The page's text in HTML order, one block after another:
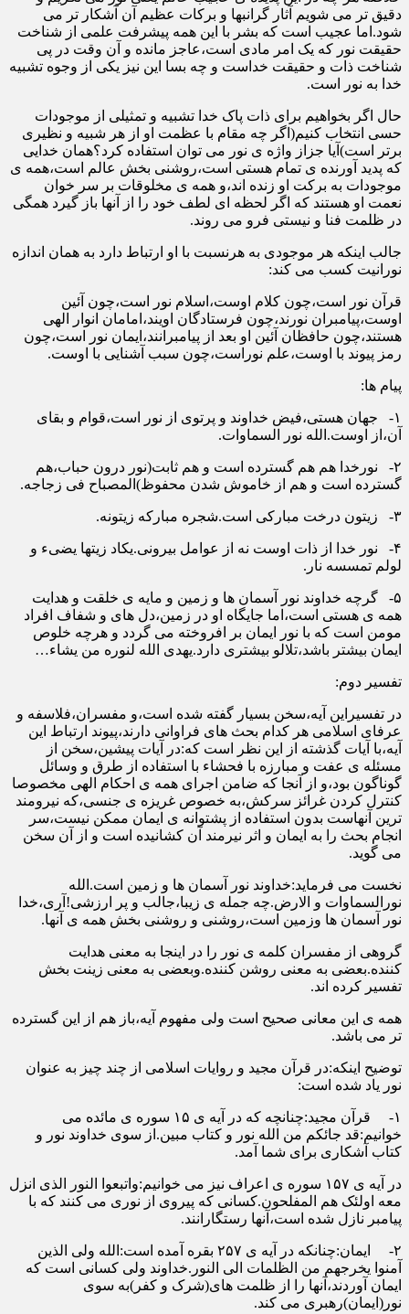
دقیق تر می شویم آثار گرانبها و برکات عظیم آن آشکار تر می
شود.اما عجیب است که بشر با این همه پیشرفت علمی از شناخت
حقیقت نور که یک امر مادی است،عاجز مانده و آن وقت در پی
شناخت ذات و حقیقت خداست و چه بسا این نیز یکی از وجوه تشبیه
خدا به نور است.
حال اگر بخواهیم برای ذات پاک خدا تشبیه و تمثیلی از موجودات
حسی انتخاب کنیم(اگر چه مقام با عظمت او از هر شبیه و نظیری
برتر است)آیا جزاز واژه ی نور می توان استفاده کرد؟همان خدایی
که پدید آورنده ی تمام هستی است،روشنی بخش عالم است،همه ی
موجودات به برکت او زنده اند،و همه ی مخلوقات بر سر خوان
نعمت او هستند که اگر لحظه ای لطف خود را از آنها باز گیرد همگی
در ظلمت فنا و نیستی فرو می روند.
جالب اینکه هر موجودی به هرنسبت با او ارتباط دارد به همان اندازه
نورانیت کسب می کند:
قرآن نور است،چون کلام اوست،اسلام نور است،چون آئین
اوست،پیامبران نورند،چون فرستادگان اویند،امامان انوار الهی
هستند،چون حافظان آئین او بعد از پیامبرانند،ایمان نور است،چون
رمز پیوند با اوست،علم نوراست،چون سبب آشنایی با اوست.
پیام ها:
۱- جهان هستی،فیض خداوند و پرتوی از نور است،قوام و بقای
آن،از اوست.الله نور السماوات.
۲- نورخدا هم هم گسترده است و هم ثابت(نور درون حباب،هم
گسترده است و هم از خاموش شدن محفوظ)المصباح فی زجاجه.
۳- زیتون درخت مبارکی است.شجره مبارکه زیتونه.
۴- نور خدا از ذات اوست نه از عوامل بیرونی.یکاد زیتها یضیء و
لولم تمسسه نار.
۵- گرچه خداوند نور آسمان ها و زمین و مایه ی خلقت و هدایت
همه ی هستی است،اما جایگاه او در زمین،دل های و شفاف افراد
مومن است که با نور ایمان بر افروخته می گردد و هرچه خلوص
ایمان بیشتر باشد،تلالو بیشتری دارد.یهدی الله لنوره من یشاء…
تفسیر دوم:
در تفسیراین آیه،سخن بسیار گفته شده است،و مفسران،فلاسفه و
عرفای اسلامی هر کدام بحث های فراوانی دارند،پیوند ارتباط این
آیه،با آیات گذشته از این نظر است که:در آیات پیشین،سخن از
مسئله ی عفت و مبارزه با فحشاء با استفاده از طرق و وسائل
گوناگون بود،و از آنجا که ضامن اجرای همه ی احکام الهی مخصوصا
کنترل کردن غرائز سرکش،به خصوص غریزه ی جنسی،که نیرومند
ترین آنهاست بدون استفاده از پشتوانه ی ایمان ممکن نیست،سر
انجام بحث را به ایمان و اثر نیرمند آن کشانیده است و از آن سخن
می گوید.
نخست می فرماید:خداوند نور آسمان ها و زمین است.الله
نورالسماوات و الارض.چه جمله ی زیبا،جالب و پر ارزشی!آری،خدا
نور آسمان ها وزمین است،روشنی و روشنی بخش همه ی آنها.
گروهی از مفسران کلمه ی نور را در اینجا به معنی هدایت
کننده.بعضی به معنی روشن کننده.وبعضی به معنی زینت بخش
تفسیر کرده اند.
همه ی این معانی صحیح است ولی مفهوم آیه،باز هم از این گسترده
تر می باشد.
توضیح اینکه:در قرآن مجید و روایات اسلامی از چند چیز به عنوان
نور یاد شده است:
۱- قرآن مجید:چنانچه که در آیه ی ۱۵ سوره ی مائده می
خوانیم:قد جائکم من الله نور و کتاب مبین.از سوی خداوند نور و
کتاب آشکاری برای شما آمد.
در آیه ی ۱۵۷ سوره ی اعراف نیز می خوانیم:واتبعوا النور الذی انزل
معه اولئک هم المفلحون.کسانی که پیروی از نوری می کنند که با
پیامبر نازل شده است،آنها رستگارانند.
۲- ایمان:چنانکه در آیه ی ۲۵۷ بقره آمده است:الله ولی الذین
آمنوا یخرجهم من الظلمات الی النور.خداوند ولی کسانی است که
ایمان آوردند،آنها را از ظلمت های(شرک و کفر)به سوی
نور(ایمان)رهبری می کند.